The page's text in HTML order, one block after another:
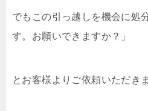
でもこの引っ越しを機会に処
す。お願いできますか？」
とお客様よりご依頼いただき